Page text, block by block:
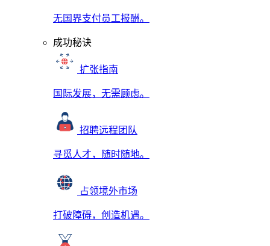
无国界支付员工报酬。
成功秘诀
扩张指南
国际发展，无需顾虑。
招聘远程团队
寻觅人才，随时随地。
占领境外市场
打破障碍，创造机遇。